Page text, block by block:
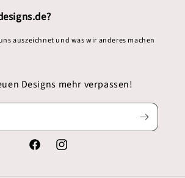
auszeichnet und was wir anderes machen
Designs mehr verpassen!
FacebookInstagram